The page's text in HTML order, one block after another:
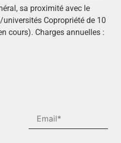
sa proximité avec le
Copropriété de 10
cours). Charges annuelles :